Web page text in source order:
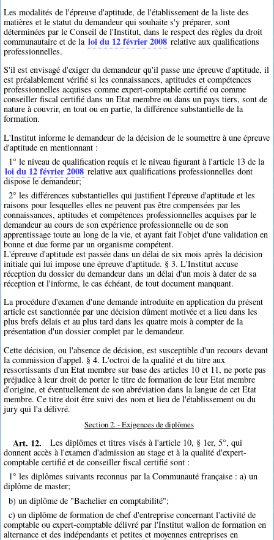
Les modalités de l'épreuve d'aptitude, de l'établissement de la liste des
matières et le statut du demandeur qui souhaite s'y préparer, sont
déterminées par le Conseil de l'Institut, dans le respect des règles du droit
communautaire et de la loi du 12 février 2008 relative aux qualifications
professionnelles.
S'il est envisagé d'exiger du demandeur qu'il passe une épreuve d'aptitude, il
est préalablement vérifié si les connaissances, aptitudes et compétences
professionnelles acquises comme expert-comptable certifié ou comme
conseiller fiscal certifié dans un Etat membre ou dans un pays tiers, sont de
nature à couvrir, en tout ou en partie, la différence substantielle de la
formation.
L'Institut informe le demandeur de la décision de le soumettre à une épreuve
d'aptitude en mentionnant :
1° le niveau de qualification requis et le niveau figurant à l'article 13 de la
loi du 12 février 2008 relative aux qualifications professionnelles dont
dispose le demandeur;
2° les différences substantielles qui justifient l'épreuve d'aptitude et les
raisons pour lesquelles elles ne peuvent pas être compensées par les
connaissances, aptitudes et compétences professionnelles acquises par le
demandeur au cours de son expérience professionnelle ou de son
apprentissage toute au long de la vie, et ayant fait l'objet d'une validation en
bonne et due forme par un organisme compétent.
L'épreuve d'aptitude est passée dans un délai de six mois après la décision
initiale qui lui impose une épreuve d'aptitude. § 3. L'Institut accuse
réception du dossier du demandeur dans un délai d'un mois à dater de sa
réception et l'informe, le cas échéant, de tout document manquant.
La procédure d'examen d'une demande introduite en application du présent
article est sanctionnée par une décision dûment motivée et a lieu dans les
plus brefs délais et au plus tard dans les quatre mois à compter de la
présentation d'un dossier complet par le demandeur.
Cette décision, ou l'absence de décision, est susceptible d'un recours devant
la commission d'appel. § 4. L'octroi de la qualité et du titre aux
ressortissants d'un Etat membre sur base des articles 10 et 11, ne porte pas
préjudice à leur droit de porter le titre de formation de leur Etat membre
d'origine, et éventuellement de son abréviation dans la langue de cet Etat
membre. Ce titre doit être suivi des nom et lieu de l'établissement ou du
jury qui l'a délivré.
Section 2. - Exigences de diplômes
Art. 12.
Les diplômes et titres visés à l'article 10, § 1er, 5°, qui
donnent accès à l'examen d'admission au stage et à la qualité d'expert-
comptable certifié et de conseiller fiscal certifié sont :
1° les diplômes suivants reconnus par la Communauté française : a) un
diplôme de master;
b) un diplôme de "Bachelier en comptabilité";
c) un diplôme de formation de chef d'entreprise concernant l'activité de
comptable ou expert-comptable délivré par l'Institut wallon de formation en
alternance et des indépendants et petites et moyennes entreprises en